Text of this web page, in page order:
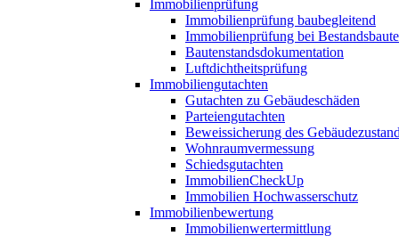
Immobilienprüfung
Immobilienprüfung baubegleitend
Immobilienprüfung bei
Bautenstandsdokumentation
Luftdichtheitsprüfung
Immobiliengutachten
Gutachten zu Gebäudeschäden
Parteiengutachten
Beweissicherung des
Wohnraumvermessung
Schiedsgutachten
ImmobilienCheckUp
Immobilien Hochwasserschutz
Immobilienbewertung
Immobilienwertermittlung